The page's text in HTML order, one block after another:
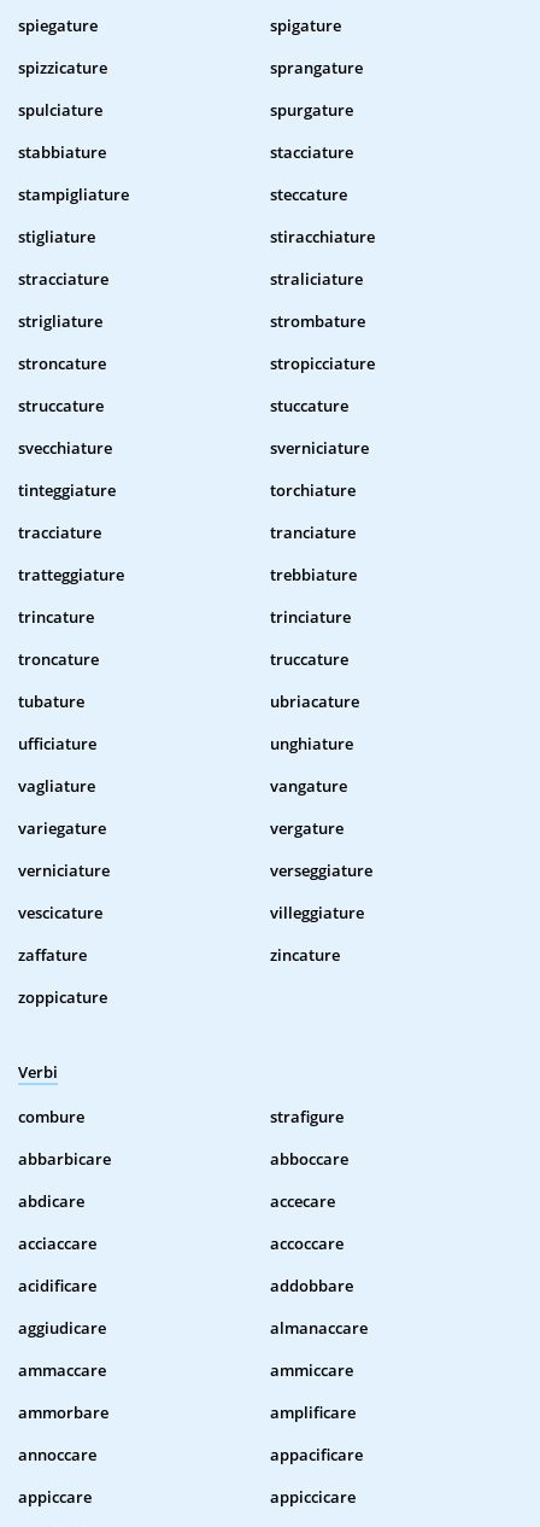
spiegature
spigature
spizzicature
sprangature
spulciature
spurgature
stabbiature
stacciature
stampigliature
steccature
stigliature
stiracchiature
stracciature
straliciature
strigliature
strombature
stroncature
stropicciature
struccature
stuccature
svecchiature
sverniciature
tinteggiature
torchiature
tracciature
tranciature
tratteggiature
trebbiature
trincature
trinciature
troncature
truccature
tubature
ubriacature
ufficiature
unghiature
vagliature
vangature
variegature
vergature
verniciature
verseggiature
vescicature
villeggiature
zaffature
zincature
zoppicature
Verbi
combure
strafigure
abbarbicare
abboccare
abdicare
accecare
acciaccare
accoccare
acidificare
addobbare
aggiudicare
almanaccare
ammaccare
ammiccare
ammorbare
amplificare
annoccare
appacificare
appiccare
appiccicare